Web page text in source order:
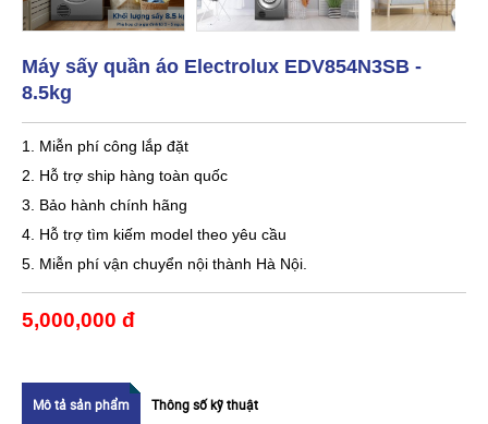
Máy sấy quần áo Electrolux EDV854N3SB -
8.5kg
1. Miễn phí công lắp đặt
2. Hỗ trợ ship hàng toàn quốc
3. Bảo hành chính hãng
4. Hỗ trợ tìm kiếm model theo yêu cầu
5. Miễn phí vận chuyển nội thành Hà Nội.
5,000,000 đ
Mô tả sản phẩm Thông số kỹ thuật